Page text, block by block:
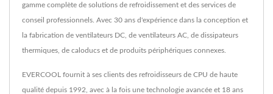
gamme complète de solutions de refroidissement et des services de
conseil professionnels. Avec 30 ans d'expérience dans la conception et
la fabrication de ventilateurs DC, de ventilateurs AC, de dissipateurs
thermiques, de caloducs et de produits périphériques connexes.
EVERCOOL fournit à ses clients des refroidisseurs de CPU de haute
qualité depuis 1992, avec à la fois une technologie avancée et 18 ans